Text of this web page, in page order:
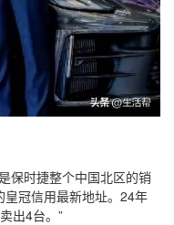
保时捷整个中国北区的销
冠信用最新地址。24年
出4台。”